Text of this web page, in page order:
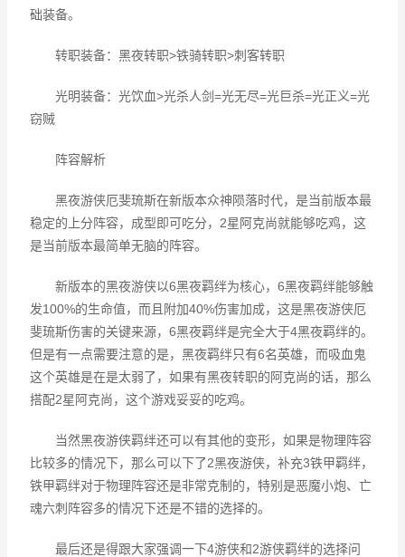
础装备。
转职装备：黑夜转职>铁骑转职>刺客转职
光明装备：光饮血>光杀人剑=光无尽=光巨杀=光正义=光
窃贼
阵容解析
黑夜游侠厄斐琉斯在新版本众神陨落时代，是当前版本最
稳定的上分阵容，成型即可吃分，2星阿克尚就能够吃鸡，这
是当前版本最简单无脑的阵容。
新版本的黑夜游侠以6黑夜羁绊为核心，6黑夜羁绊能够触
发100%的生命值，而且附加40%伤害加成，这是黑夜游侠厄
斐琉斯伤害的关键来源，6黑夜羁绊是完全大于4黑夜羁绊的。
但是有一点需要注意的是，黑夜羁绊只有6名英雄，而吸血鬼
这个英雄是在是太弱了，如果有黑夜转职的阿克尚的话，那么
搭配2星阿克尚，这个游戏妥妥的吃鸡。
当然黑夜游侠羁绊还可以有其他的变形，如果是物理阵容
比较多的情况下，那么可以下了2黑夜游侠，补充3铁甲羁绊，
铁甲羁绊对于物理阵容还是非常克制的，特别是恶魔小炮、亡
魂六刺阵容多的情况下还是不错的选择的。
最后还是得跟大家强调一下4游侠和2游侠羁绊的选择问